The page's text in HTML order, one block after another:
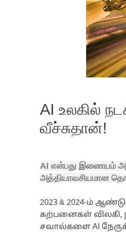
AI உலகில்
வீச்சுதான்!
AI என்பது இணையம்
அத்தியாவசியமான
2023 & 2024-ம்
கற்பனைகள் விலகி,
சவால்களை AI